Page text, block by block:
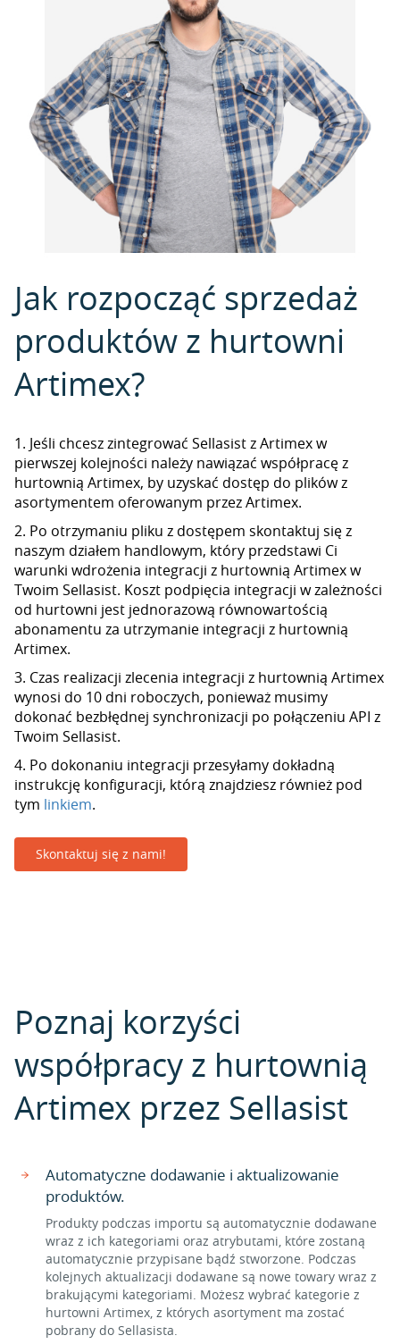
Jak rozpocząć sprzedaż
produktów z hurtowni
Artimex?
1. Jeśli chcesz zintegrować Sellasist z Artimex w
pierwszej kolejności należy nawiązać współpracę z
hurtownią Artimex, by uzyskać dostęp do plików z
asortymentem oferowanym przez Artimex.
2. Po otrzymaniu pliku z dostępem skontaktuj się z
naszym działem handlowym, który przedstawi Ci
warunki wdrożenia integracji z hurtownią Artimex w
Twoim Sellasist. Koszt podpięcia integracji w zależności
od hurtowni jest jednorazową równowartością
abonamentu za utrzymanie integracji z hurtownią
Artimex.
3. Czas realizacji zlecenia integracji z hurtownią Artimex
wynosi do 10 dni roboczych, ponieważ musimy
dokonać bezbłędnej synchronizacji po połączeniu API z
Twoim Sellasist.
4. Po dokonaniu integracji przesyłamy dokładną
instrukcję konfiguracji, którą znajdziesz również pod
tym linkiem.
Skontaktuj się z nami!
Poznaj korzyści
współpracy z hurtownią
Artimex przez Sellasist
Automatyczne dodawanie i aktualizowanie
produktów.
Produkty podczas importu są automatycznie dodawane
wraz z ich kategoriami oraz atrybutami, które zostaną
automatycznie przypisane bądź stworzone. Podczas
kolejnych aktualizacji dodawane są nowe towary wraz z
brakującymi kategoriami. Możesz wybrać kategorie z
hurtowni Artimex, z których asortyment ma zostać
pobrany do Sellasista.